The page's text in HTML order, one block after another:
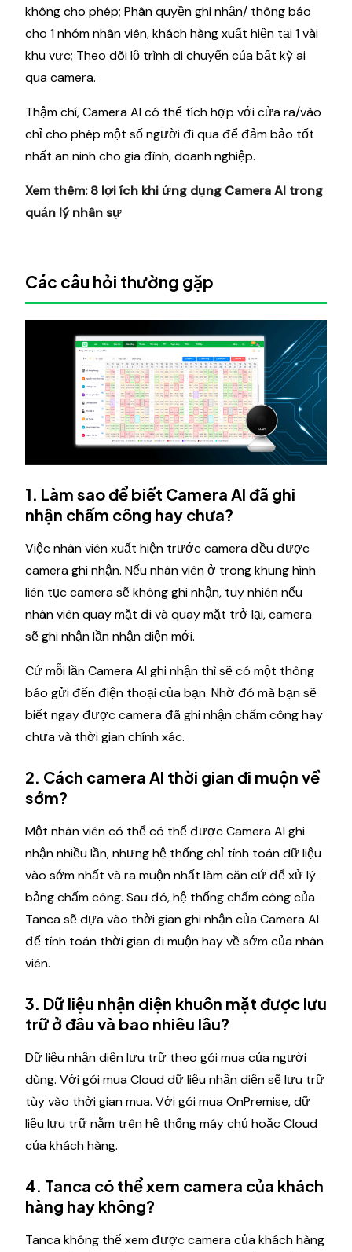
không cho phép; Phân quyền ghi nhận/ thông báo
cho 1 nhóm nhân viên, khách hàng xuất hiện tại 1 vài
khu vực; Theo dõi lộ trình di chuyển của bất kỳ ai
qua camera.
Thậm chí, Camera AI có thể tích hợp với cửa ra/vào
chỉ cho phép một số người đi qua để đảm bảo tốt
nhất an ninh cho gia đình, doanh nghiệp.
Xem thêm:8 lợi ích khi ứng dụng Camera AI trong
quản lý nhân sự
Các câu hỏi thường gặp
1. Làm sao để biết Camera AI đã ghi
nhận chấm công hay chưa?
Việc nhân viên xuất hiện trước camera đều được
camera ghi nhận. Nếu nhân viên ở trong khung hình
liên tục camera sẽ không ghi nhận, tuy nhiên nếu
nhân viên quay mặt đi và quay mặt trở lại, camera
sẽ ghi nhận lần nhận diện mới.
Cứ mỗi lần Camera AI ghi nhận thì sẽ có một thông
báo gửi đến điện thoại của bạn. Nhờ đó mà bạn sẽ
biết ngay được camera đã ghi nhận chấm công hay
chưa và thời gian chính xác.
2. Cách camera AI thời gian đi muộn về
sớm?
Một nhân viên có thể có thể được Camera AI ghi
nhận nhiều lần, nhưng hệ thống chỉ tính toán dữ liệu
vào sớm nhất và ra muộn nhất làm căn cứ để xử lý
bảng chấm công. Sau đó, hệ thống chấm công của
Tanca sẽ dựa vào thời gian ghi nhận của Camera AI
để tính toán thời gian đi muộn hay về sớm của nhân
viên.
3. Dữ liệu nhận diện khuôn mặt được lưu
trữ ở đâu và bao nhiêu lâu?
Dữ liệu nhận diện lưu trữ theo gói mua của người
dùng. Với gói mua Cloud dữ liệu nhận diện sẽ lưu trữ
tùy vào thời gian mua. Với gói mua OnPremise, dữ
liệu lưu trữ nằm trên hệ thống máy chủ hoặc Cloud
của khách hàng.
4. Tanca có thể xem camera của khách
hàng hay không?
Tanca không thể xem được camera của khách hàng